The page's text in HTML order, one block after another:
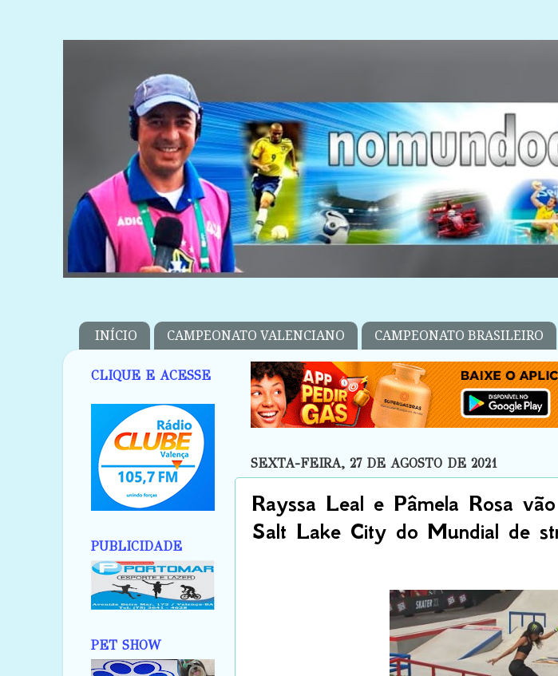
INÍCIO CAMPEONATO VALENCIANO CAMPEONATO BRASILEIRO
SEXTA-FEIRA, 27 DE AGOSTO DE 2021
Rayssa Leal e Pâmela Rosa
Salt Lake City do Mundial de
CLIQUE E ACESSE
PUBLICIDADE
PET SHOW